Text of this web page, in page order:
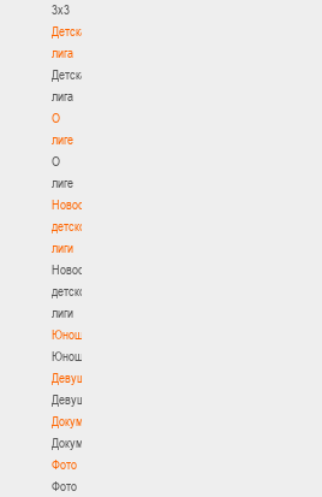
3х3
Детская
лига
Детская
лига
О
лиге
О
лиге
Новости
детской
лиги
Новости
детской
лиги
Юноши
Юноши
Девушки
Девушки
Документы
Документы
Фото
Фото